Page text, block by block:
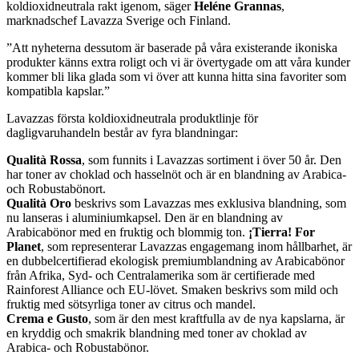
koldioxidneutrala rakt igenom, sägerHeléne Grannas,
marknadschef Lavazza Sverige och Finland.
”Att nyheterna dessutom är baserade på våra existerande ikoniska
produkter känns extra roligt och vi är övertygade om att våra kunder
kommer bli lika glada som vi över att kunna hitta sina favoriter som
kompatibla kapslar.”
Lavazzas första koldioxidneutrala produktlinje för
dagligvaruhandeln består av fyra blandningar:
Qualità Rossa, som funnits i Lavazzas sortiment i över 50 år. Den
har toner av choklad och hasselnöt och är en blandning av Arabica-
och Robustabönort.
Qualità Oro beskrivs som Lavazzas mes exklusiva blandning, som
nu lanseras i aluminiumkapsel. Den är en blandning av
Arabicabönor med en fruktig och blommig ton. ¡Tierra! For
Planet, som representerar Lavazzas engagemang inom hållbarhet, är
en dubbelcertifierad ekologisk premiumblandning av Arabicabönor
från Afrika, Syd- och Centralamerika som är certifierade med
Rainforest Alliance och EU-lövet. Smaken beskrivs som mild och
fruktig med sötsyrliga toner av citrus och mandel.
Crema e Gusto, som är den mest kraftfulla av de nya kapslarna, är
en kryddig och smakrik blandning med toner av choklad av
Arabica- och Robustabönor.